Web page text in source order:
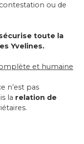
ou de
toute la
Yvelines.
et humaine
n’est pas
la relation de